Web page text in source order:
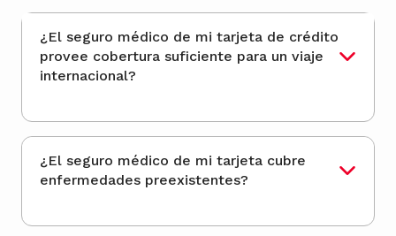
¿El seguro médico de mi tarjeta de crédito
provee cobertura suficiente para un viaje
internacional?
¿El seguro médico de mi tarjeta cubre
enfermedades preexistentes?